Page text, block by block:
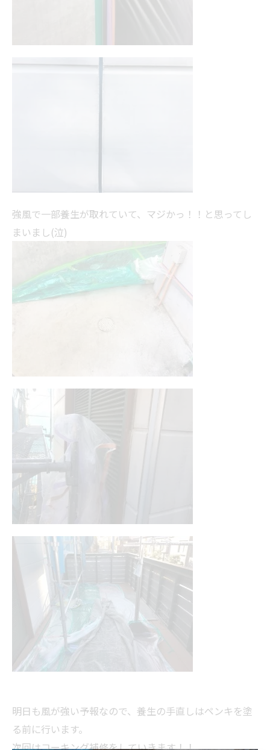
強風で一部養生が取れていて、マジかっ！！と思ってし
まいまし(泣)
明日も風が強い予報なので、養生の手直しはペンキを塗
る前に行います。
次回はコーキング補修をしていきます！！